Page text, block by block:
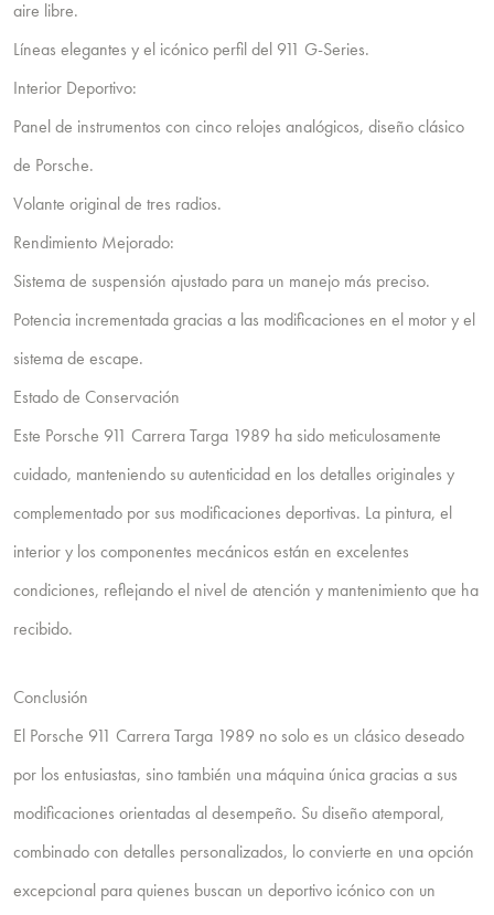
aire libre.
Líneas elegantes y el icónico perfil del 911 G-Series.
Interior Deportivo:
Panel de instrumentos con cinco relojes analógicos, diseño clásico
de Porsche.
Volante original de tres radios.
Rendimiento Mejorado:
Sistema de suspensión ajustado para un manejo más preciso.
Potencia incrementada gracias a las modificaciones en el motor y el
sistema de escape.
Estado de Conservación
Este Porsche 911 Carrera Targa 1989 ha sido meticulosamente
cuidado, manteniendo su autenticidad en los detalles originales y
complementado por sus modificaciones deportivas. La pintura, el
interior y los componentes mecánicos están en excelentes
condiciones, reflejando el nivel de atención y mantenimiento que ha
recibido.
Conclusión
El Porsche 911 Carrera Targa 1989 no solo es un clásico deseado
por los entusiastas, sino también una máquina única gracias a sus
modificaciones orientadas al desempeño. Su diseño atemporal,
combinado con detalles personalizados, lo convierte en una opción
excepcional para quienes buscan un deportivo icónico con un